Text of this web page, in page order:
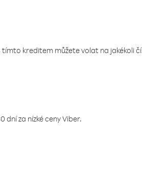
kreditem můžete volat na jakékoli
za nízké ceny Viber.